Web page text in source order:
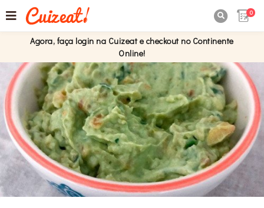
0
Agora, faça login na Cuizeat e checkout no Continente
Online!